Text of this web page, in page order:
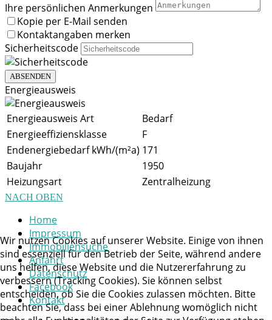
Ihre persönlichen Anmerkungen
Kopie per E-Mail senden
Kontaktangaben merken
Sicherheitscode
ABSENDEN
Energieausweis
Energieausweis Art
Bedarf
Energieeffiziensklasse
F
Endenergiebedarf kWh/(m²a) 171
Baujahr
1950
Heizungsart
Zentralheizung
NACH OBEN
Home
Impressum
Immobiliensuche
Anfahrt
Datenschutz
Facebook
Kontakt
Wir nutzen Cookies auf unserer Website. Einige von ihnen
sind essenziell für den Betrieb der Seite, während andere
uns helfen, diese Website und die Nutzererfahrung zu
verbessern (Tracking Cookies). Sie können selbst
entscheiden, ob Sie die Cookies zulassen möchten. Bitte
beachten Sie, dass bei einer Ablehnung womöglich nicht